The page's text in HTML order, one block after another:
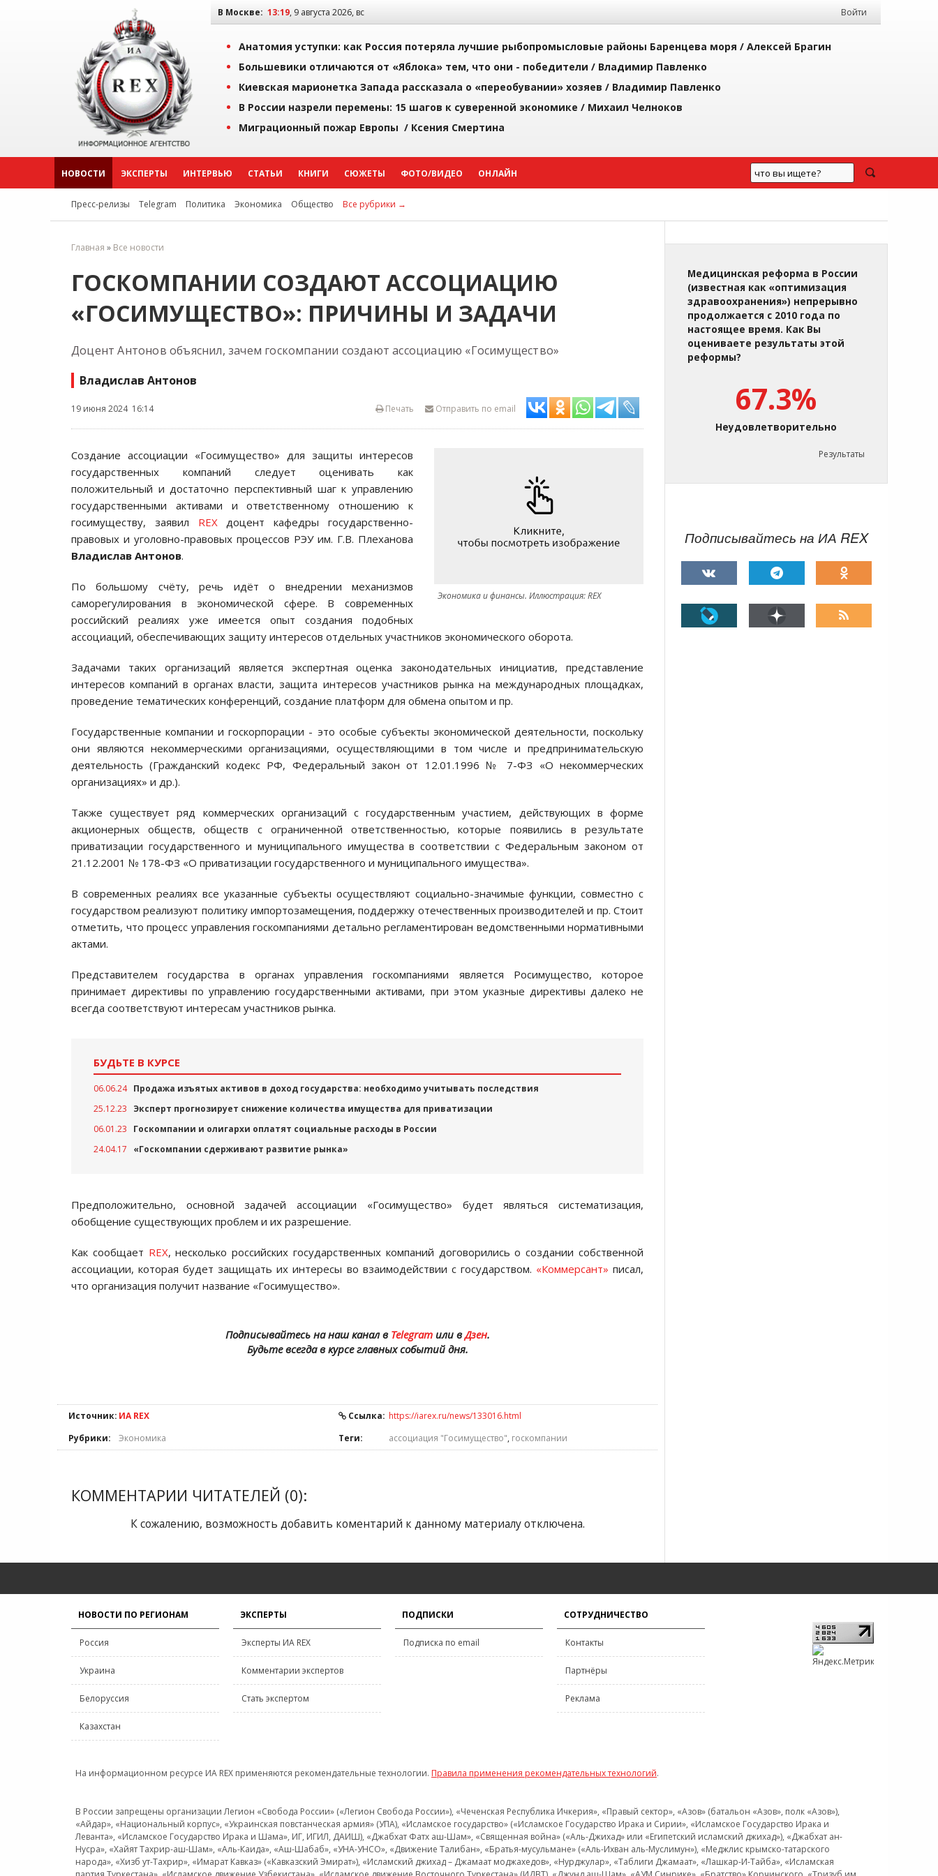
В Москве: 13:19, 9 августа 2026, вс Войти
Анатомия уступки: как Россия потеряла лучшие рыбопромысловые районы Баренцева моря / Алексей Брагин
Большевики отличаются от «Яблока» тем, что они - победители / Владимир Павленко
Киевская марионетка Запада рассказала о «переобувании» хозяев / Владимир Павленко
В России назрели перемены: 15 шагов к суверенной экономике / Михаил Челноков
Миграционный пожар Европы / Ксения Смертина
НОВОСТИ ЭКСПЕРТЫ ИНТЕРВЬЮ СТАТЬИ КНИГИ СЮЖЕТЫ ФОТО/ВИДЕО ОНЛАЙН
Пресс-релизы Telegram Политика Экономика Общество Все рубрики →
Главная » Все новости
ГОСКОМПАНИИ СОЗДАЮТ АССОЦИАЦИЮ
«ГОСИМУЩЕСТВО»: ПРИЧИНЫ И ЗАДАЧИ
Доцент Антонов объяснил, зачем госкомпании создают ассоциацию «Госимущество»
Владислав Антонов
19 июня 2024 16:14 Отправить по email
Печать
Экономика и финансы. Иллюстрация: REX
Создание ассоциации «Госимущество» для защиты интересов
государственных компаний следует оценивать как
положительный и достаточно перспективный шаг к управлению
государственными активами и ответственному отношению к
госимуществу, заявил REXдоцент кафедры государственно-
правовых и уголовно-правовых процессов РЭУ им. Г.В. Плеханова
Владислав Антонов.
По большому счёту, речь идёт о внедрении механизмов
саморегулирования в экономической сфере. В современных
российский реалиях уже имеется опыт создания подобных
ассоциаций, обеспечивающих защиту интересов отдельных участников экономического оборота.
Задачами таких организаций является экспертная оценка законодательных инициатив, представление
интересов компаний в органах власти, защита интересов участников рынка на международных площадках,
проведение тематических конференций, создание платформ для обмена опытом и пр.
Государственные компании и госкорпорации - это особые субъекты экономической деятельности, поскольку
они являются некоммерческими организациями, осуществляющими в том числе и предпринимательскую
деятельность (Гражданский кодекс РФ, Федеральный закон от 12.01.1996 № 7-ФЗ «О некоммерческих
организациях» и др.).
Также существует ряд коммерческих организаций с государственным участием, действующих в форме
акционерных обществ, обществ с ограниченной ответственностью, которые появились в результате
приватизации государственного и муниципального имущества в соответствии с Федеральным законом от
21.12.2001 № 178-ФЗ «О приватизации государственного и муниципального имущества».
В современных реалиях все указанные субъекты осуществляют социально-значимые функции, совместно с
государством реализуют политику импортозамещения, поддержку отечественных производителей и пр. Стоит
отметить, что процесс управления госкомпаниями детально регламентирован ведомственными нормативными
актами.
Представителем государства в органах управления госкомпаниями является Росимущество, которое
принимает директивы по управлению государственными активами, при этом указные директивы далеко не
всегда соответствуют интересам участников рынка.
БУДЬТЕ В КУРСЕ
06.06.24 Продажа изъятых активов в доход государства: необходимо учитывать последствия
25.12.23
Эксперт прогнозирует снижение количества имущества для приватизации
06.01.23
Госкомпании и олигархи оплатят социальные расходы в России
24.04.17
«Госкомпании сдерживают развитие рынка»
Предположительно, основной задачей ассоциации «Госимущество» будет являться систематизация,
обобщение существующих проблем и их разрешение.
Как сообщает REX, несколько российских государственных компаний договорились о создании собственной
ассоциации, которая будет защищать их интересы во взаимодействии с государством. «Коммерсант» писал,
что организация получит название «Госимущество».
Подписывайтесь на наш канал в Telegramили вДзен.
Будьте всегда в курсе главных событий дня.
Источник: ИА REX Ссылка: https://iarex.ru/news/133016.html
Рубрики:
Экономика Теги: ассоциация "Госимущество", госкомпании
КОММЕНТАРИИ ЧИТАТЕЛЕЙ (0):
К сожалению, возможность добавить коментарий к данному материалу отключена.
Медицинская реформа в России
(известная как «оптимизация
здравоохранения») непрерывно
продолжается с 2010 года по
настоящее время. Как Вы
оцениваете результаты этой
реформы?
67.3%
Неудовлетворительно
Результаты
Подписывайтесь на ИА REX
НОВОСТИ ПО РЕГИОНАМ
Россия
Украина
Белоруссия
Казахстан
ЭКСПЕРТЫ
Эксперты ИА REX
Комментарии экспертов
Стать экспертом
ПОДПИСКИ
Подписка по email
СОТРУДНИЧЕСТВО
Контакты
Партнёры
Реклама
На информационном ресурсе ИА REX применяются рекомендательные технологии. Правила применения рекомендательных технологий.
В России запрещены организации Легион «Свобода России» («Легион Свобода России»), «Чеченская Республика Ичкерия», «Правый сектор», «Азов» (батальон «Азов», полк «Азов»),
«Айдар», «Национальный корпус», «Украинская повстанческая армия» (УПА), «Исламское государство» («Исламское Государство Ирака и Сирии», «Исламское Государство Ирака и
Леванта», «Исламское Государство Ирака и Шама», ИГ, ИГИЛ, ДАИШ), «Джабхат Фатх аш-Шам», «Священная война» («Аль-Джихад» или «Египетский исламский джихад»), «Джабхат ан-
Нусра», «Хайят Тахрир-аш-Шам», «Аль-Каида», «Аш-Шабаб», «УНА-УНСО», «Движение Талибан», «Братья-мусульмане» («Аль-Ихван аль-Муслимун»), «Меджлис крымско-татарского
народа», «Хизб ут-Тахрир», «Имарат Кавказ» («Кавказский Эмират»), «Исламский джихад – Джамаат моджахедов», «Нурджулар», «Таблиги Джамаат», «Лашкар-И-Тайба», «Исламская